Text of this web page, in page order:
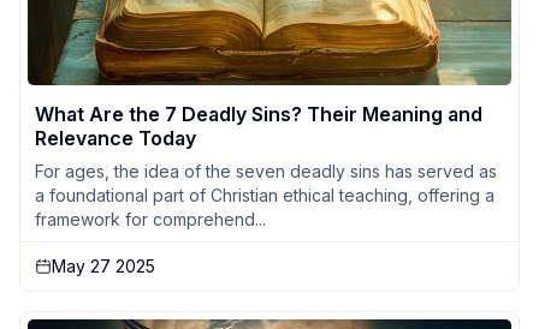
What Are the 7 Deadly Sins? Their Meaning and
Relevance Today
For ages, the idea of the seven deadly sins has served as
a foundational part of Christian ethical teaching, offering a
framework for comprehend...
May 27 2025